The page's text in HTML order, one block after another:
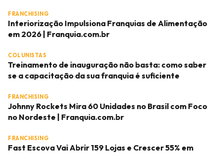
FRANCHISING
Interiorização Impulsiona Franquias de Alimentação
em 2026 | Franquia.com.br
COLUNISTAS
Treinamento de inauguração não basta: como saber
se a capacitação da sua franquia é suficiente
FRANCHISING
Johnny Rockets Mira 60 Unidades no Brasil com Foco
no Nordeste | Franquia.com.br
FRANCHISING
Fast Escova Vai Abrir 159 Lojas e Crescer 55% em